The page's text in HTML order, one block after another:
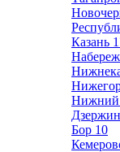
Казань
Нижний
Бор 10